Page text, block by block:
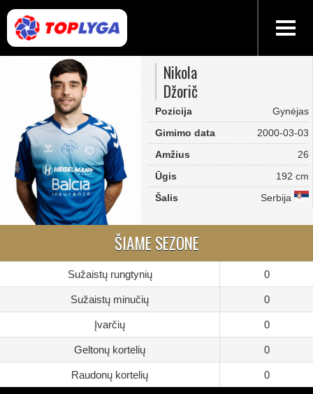
Nikola
Džorič
Pozicija
Gynėjas
Gimimo data
2000-03-03
Amžius
26
Ūgis
192 cm
Šalis
Serbija
ŠIAME SEZONE
Sužaistų rungtynių 0
Sužaistų minučių 0
Įvarčių 0
Geltonų kortelių 0
Raudonų kortelių 0